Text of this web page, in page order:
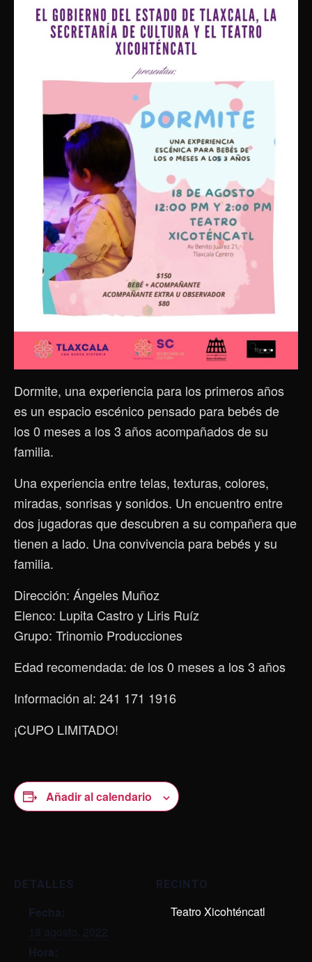
Dormite, una experiencia para los primeros años
es un espacio escénico pensado para bebés de
los 0 meses a los 3 años acompañados de su
familia.
Una experiencia entre telas, texturas, colores,
miradas, sonrisas y sonidos. Un encuentro entre
dos jugadoras que descubren a su compañera que
tienen a lado. Una convivencia para bebés y su
familia.
Dirección: Ángeles Muñoz
Elenco: Lupita Castro y Liris Ruíz
Grupo: Trinomio Producciones
Edad recomendada: de los 0 meses a los 3 años
Información al: 241 171 1916
¡CUPO LIMITADO!
Añadir al calendario
DETALLES
Fecha:
18 agosto, 2022
Hora:
RECINTO
Teatro Xicohténcatl